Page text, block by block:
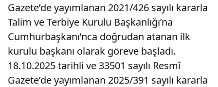
Gazete’de yayımlanan 2021/426 sayılı kararla
Talim ve Terbiye Kurulu Başkanlığı’na
Cumhurbaşkanı’nca doğrudan atanan ilk
kurulu başkanı olarak göreve başladı.
18.10.2025 tarihli ve 33501 sayılı Resmî
Gazete’de yayımlanan 2025/391 sayılı kararla